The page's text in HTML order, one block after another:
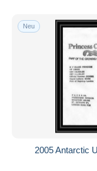
Kostenloser
PayPal
Visa
Neu
2005 Antarctic